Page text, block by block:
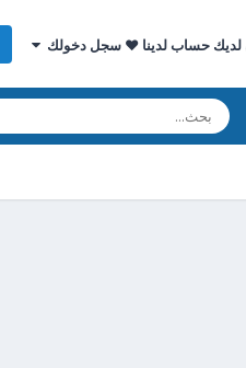
لديك حساب لدينا ♥ سجل دخولك